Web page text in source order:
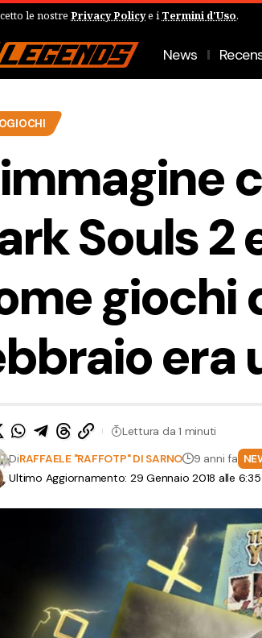
le nostre Privacy Policye i Termini d'Uso.
News
Souls 2
giochi
era
Ultimo Aggiornamento: 29 Gennaio 2018 alle 6:35
DiRAFFAELE "RAFFOTP" DI SARNO 9 anni fa
Lettura da 1 minuti